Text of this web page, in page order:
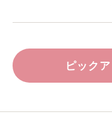
ピック